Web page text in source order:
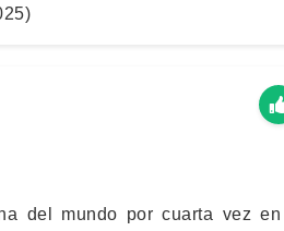
del mundo por cuarta vez